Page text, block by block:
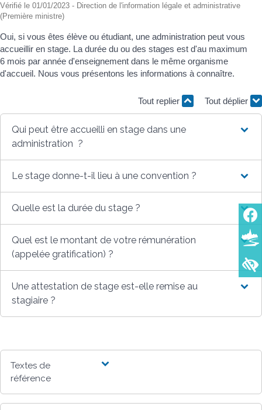
Vérifié le 01/01/2023 - Direction de l'information légale et administrative
(Première ministre)
Oui, si vous êtes élève ou étudiant, une administration peut vous
accueillir en stage. La durée du ou des stages est d'au maximum
6 mois par année d'enseignement dans le même organisme
d'accueil. Nous vous présentons les informations à connaître.
Tout replier Tout déplier
Qui peut être accueilli en stage dans une
administration ?
Le stage donne-t-il lieu à une convention ?
Quelle est la durée du stage ?
Quel est le montant de votre rémunération
(appelée gratification) ?
Une attestation de stage est-elle remise au
stagiaire ?
Textes de
référence